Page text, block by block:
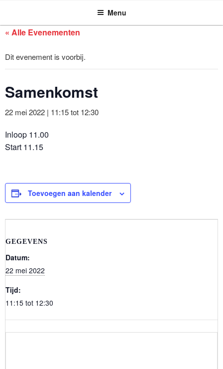
de
ASSEN ZOEKT Menu
« Alle Evenementen
Dit evenement is voorbij.
Samenkomst
22 mei 2022 | 11:15tot 12:30
Inloop 11.00
Start 11.15
Toevoegen aan kalender
GEGEVENS
Datum:
22 mei 2022
Tijd:
11:15 tot 12:30